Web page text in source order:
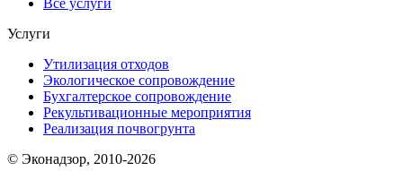
Все услуги
Услуги
Утилизация отходов
Экологическое сопровождение
Бухгалтерское сопровождение
Рекультивационные мероприятия
Реализация почвогрунта
© Эконадзор, 2010-2026